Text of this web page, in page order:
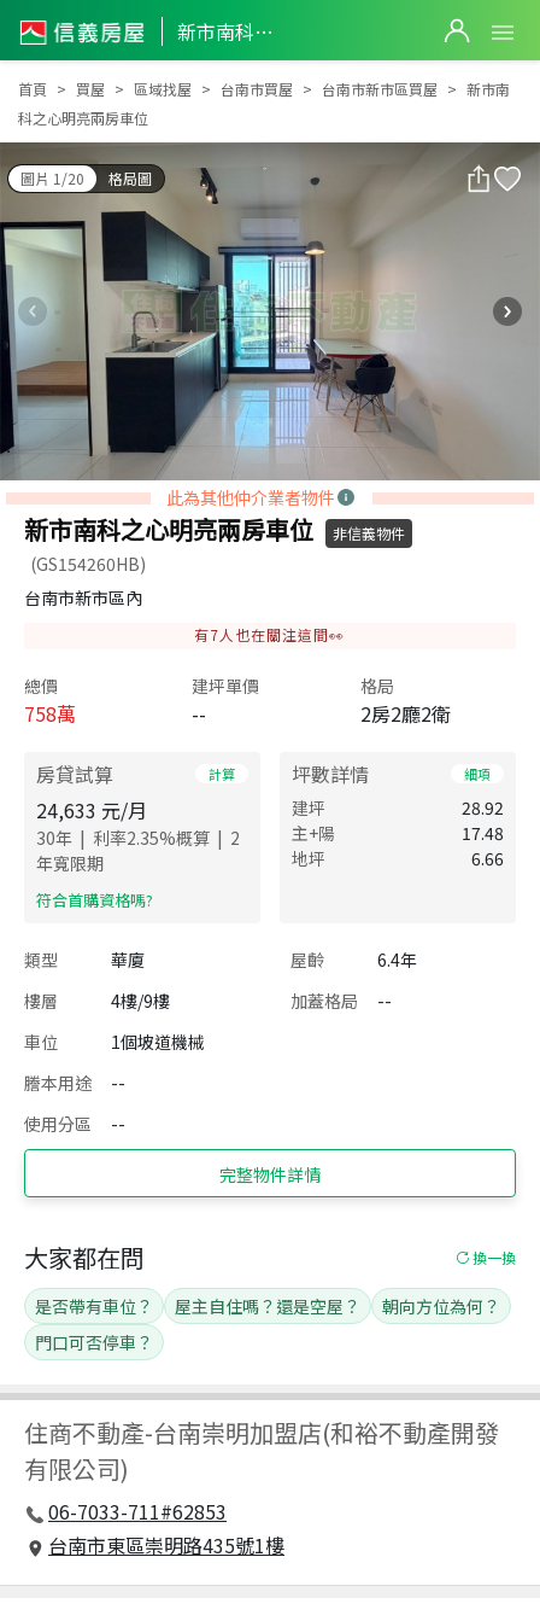
新市南科之心明亮兩房車位
新市南科之心明亮兩房車位
首頁 買屋 區域找屋 台南市買屋 台南市新市區買屋
新市南
科之心明亮兩房車位
圖片 1/20 格局圖
此為其他仲介業者物件
新市南科之心明亮兩房車位 非信義物件
(GS154260HB)
台南市新市區內
有7人也在關注這間👀
總價
758萬
建坪單價
--
格局
2房2廳2衛
房貸試算 計算
24,633 元/月
30年 | 利率2.35%概算 | 2
年寬限期
​符合首購資格嗎?
坪數詳情 細項
建坪
28.92
主+陽
17.48
地坪
6.66
類型 華廈 屋齡
6.4年
樓層
4樓/9樓 加蓋格局
--
車位
1個坡道機械
謄本用途
--
使用分區
--
完整物件詳情
住商不動產-台南崇明加盟店(和裕不動產開發
有限公司)
06-7033-711#62853
台南市東區崇明路435號1樓
大家都在問 換一換
是否帶有車位？ 屋主自住嗎？還是空屋？
朝向方位為何？
門口可否停車？